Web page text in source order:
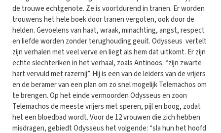
de trouwe echtgenote. Ze is voortdurend in tranen. Er worden
trouwens het hele boek door tranen vergoten, ook door de
helden. Gevoelens van haat, wraak, minachting, angst, respect
en liefde worden zonder terughouding geuit. Odysseus vertelt
zijn verhalen met veel verve en liegt als hem dat uitkomt. Er zijn
echte slechteriken in het verhaal, zoals Antinoös: “zijn zwarte
hart vervuld met razernij”. Hij is een van de leiders van de vrijers
en de beramer van een plan om zo snel mogelijk Telemachos om
te brengen. Op het einde vermoorden Odysseus en zoon
Telemachos de meeste vrijers met speren, pijl en boog, zodat
het een bloedbad wordt. Voor de 12 vrouwen die zich hebben
misdragen, gebiedt Odysseus het volgende: “sla hun het hoofd